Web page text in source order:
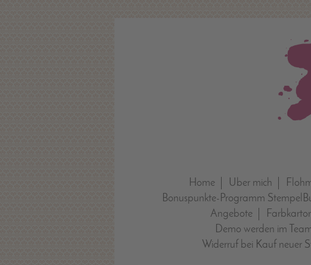
Home Über mich
Bonuspunkte-Programm
Angebote
Demo werden im
Widerruf bei Kauf neuer